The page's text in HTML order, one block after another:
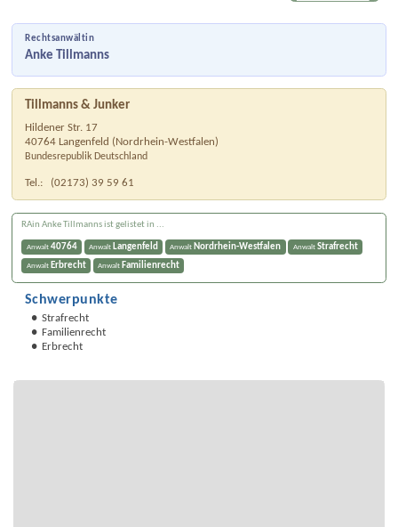
Rechtsanwältin
Anke Tillmanns
Tillmanns & Junker
Hildener Str. 17
40764 Langenfeld ( Nordrhein-Westfalen)
Bundesrepublik Deutschland
Tel.: (02173) 39 59 61
RAin Anke Tillmanns ist gelistet in ...
Anwalt 40764 Anwalt Langenfeld Anwalt Nordrhein-Westfalen Anwalt Strafrecht
Anwalt Erbrecht Anwalt Familienrecht
Schwerpunkte
Strafrecht
Familienrecht
Erbrecht